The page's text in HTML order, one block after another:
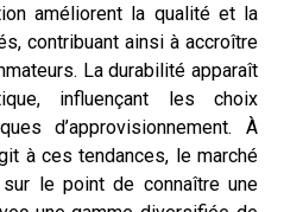
améliorent la qualité et la
contribuant ainsi à accroître
La durabilité apparaît
influençant les choix
d’approvisionnement. À
à ces tendances, le marché
le point de connaître une